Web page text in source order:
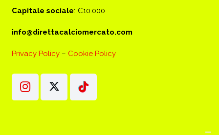
Capitale sociale: €10.000
info@direttacalciomercato.com
Privacy Policy – Cookie Policy